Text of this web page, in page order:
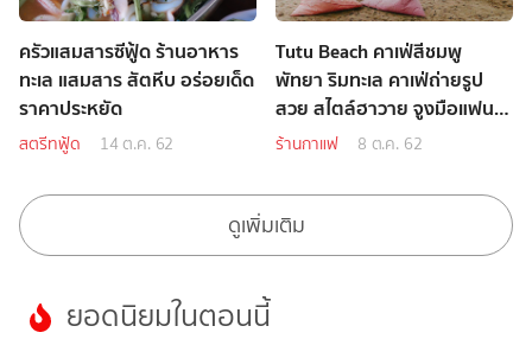
ครัวแสมสารซีฟู้ด ร้านอาหาร
ทะเล แสมสาร สัตหีบ อร่อยเด็ด
ราคาประหยัด
สตรีทฟู้ด 14 ต.ค. 62
Tutu Beach คาเฟ่สีชมพู
พัทยา ริมทะเล คาเฟ่ถ่ายรูป
สวย สไตล์ฮาวาย จูงมือแฟนไป
ลั้ลล้า
ร้านกาแฟ 8 ต.ค. 62
ดูเพิ่มเติม
ยอดนิยมในตอนนี้